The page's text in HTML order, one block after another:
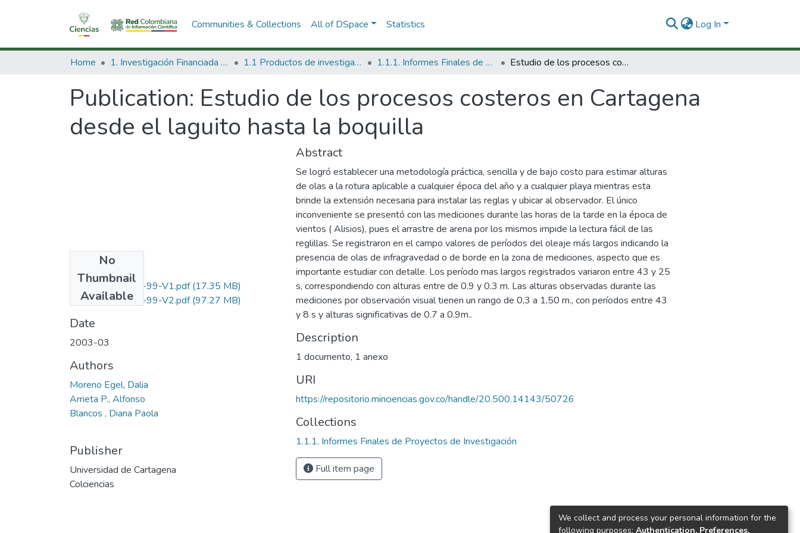
Communities & Collections All of DSpace Statistics Log In
Home 1. Investigación Financiada con Recursos Públicos 1.1 Productos de investigación 1.1.1. Informes Finales de Proyectos de Investigación Estudio de los procesos costeros en Cartagena desde el laguito hasta la boquilla
Publication: Estudio de los procesos costeros en Cartagena
desde el laguito hasta la boquilla
No
Thumbnail
Available
1107-09-028-99-V1.pdf(17.35 MB)
1107-09-028-99-V2.pdf(97.27 MB)
Date
2003-03
Authors
Moreno Egel, Dalia
Arrieta P., Alfonso
Blancos , Diana Paola
Publisher
Universidad de Cartagena
Colciencias
Abstract
Se logró establecer una metodología práctica, sencilla y de bajo costo para estimar alturas
de olas a la rotura aplicable a cualquier época del año y a cualquier playa mientras esta
brinde la extensión necesaria para instalar las reglas y ubicar al observador. El único
inconveniente se presentó con las mediciones durante las horas de la tarde en la época de
vientos ( Alisios), pues el arrastre de arena por los mismos impide la lectura fácil de las
reglillas. Se registraron en el campo valores de períodos del oleaje más largos indicando la
presencia de olas de infragravedad o de borde en la zona de mediciones, aspecto que es
importante estudiar con detalle. Los período mas largos registrados variaron entre 43 y 25
s, correspondiendo con alturas entre de 0.9 y 0.3 m. Las alturas observadas durante las
mediciones por observación visual tienen un rango de 0,3 a 1,50 m., con períodos entre 43
y 8 s y alturas significativas de 0.7 a 0.9m..
Description
1 documento, 1 anexo
URI
https://repositorio.minciencias.gov.co/handle/20.500.14143/50726
Collections
1.1.1. Informes Finales de Proyectos de Investigación
Full item page
We collect and process your personal information for the
following purposes: Authentication, Preferences,